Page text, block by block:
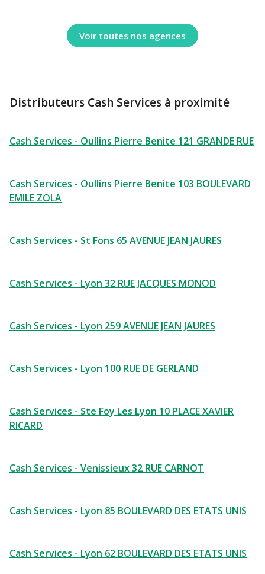
Voir toutes nos agences
Distributeurs Cash Services à proximité
Cash Services - Oullins Pierre Benite 121 GRANDE RUE
Cash Services - Oullins Pierre Benite 103 BOULEVARD
EMILE ZOLA
Cash Services - St Fons 65 AVENUE JEAN JAURES
Cash Services - Lyon 32 RUE JACQUES MONOD
Cash Services - Lyon 259 AVENUE JEAN JAURES
Cash Services - Lyon 100 RUE DE GERLAND
Cash Services - Ste Foy Les Lyon 10 PLACE XAVIER
RICARD
Cash Services - Venissieux 32 RUE CARNOT
Cash Services - Lyon 85 BOULEVARD DES ETATS UNIS
Cash Services - Lyon 62 BOULEVARD DES ETATS UNIS